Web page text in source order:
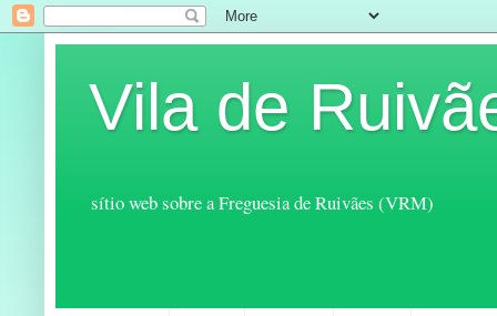
Vila de
sítio web sobre a Freguesia de Ruivães (VRM)